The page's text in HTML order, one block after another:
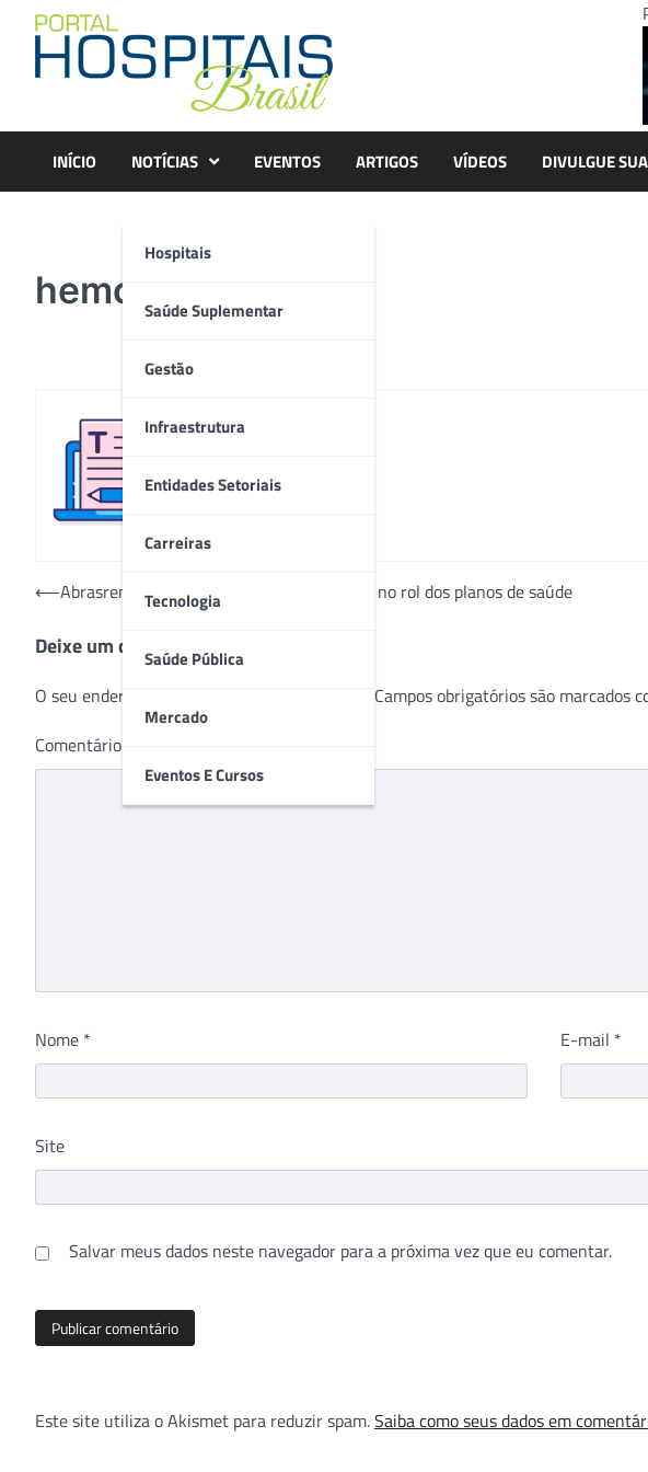
content
INÍCIO NOTÍCIAS
Hospitais
Saúde Suplementar
Gestão
Infraestrutura
Entidades Setoriais
Carreiras
Tecnologia
Saúde Pública
Mercado
Eventos E Cursos
EVENTOS ARTIGOS VÍDEOS DIVULGUE
hemo
Navegação
Post
⟵Abrasrenal cobra inclusão de terapia renal no rol dos planos de saúde
Deixe um comentário
O seu endereço de e-mail não será publicado. Campos obrigatórios são marcados
Comentário
Nome * E-mail *
Site
Salvar meus dados neste navegador para a próxima vez que eu comentar.
Este site utiliza o Akismet para reduzir spam.Saiba como seus dados em